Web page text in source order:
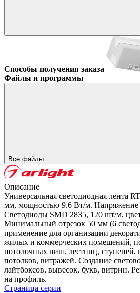
Способы получения заказа
Файлы и программы
Все файлы
Описание
Универсальная светодиодная лента
мм, мощностью 9.6 Вт/м. Напряжение
Светодиоды SMD 2835, 120 шт/м,
Минимальный отрезок 50 мм (6
применение для организации
жилых и коммерческих помещений,
потолочных ниш, лестниц, ступеней,
потолков, витражей. Создание
лайтбоксов, вывесок, букв, витрин.
на профиль.
Страница серии